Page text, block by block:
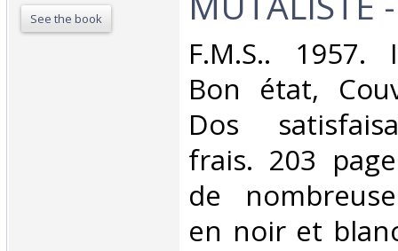
See the book
‎F.M.S.. 1957.
Bon état,
Dos
frais. 203
de
en noir et